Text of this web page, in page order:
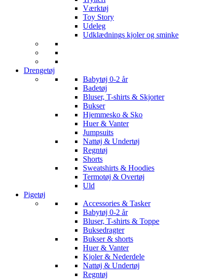
Værktøj
Toy Story
Udeleg
Udklædnings kjoler og sminke
Drengetøj
Babytøj 0-2 år
Badetøj
Bluser, T-shirts & Skjorter
Bukser
Hjemmesko & Sko
Huer & Vanter
Jumpsuits
Nattøj & Undertøj
Regntøj
Shorts
Sweatshirts & Hoodies
Termotøj & Overtøj
Uld
Pigetøj
Accessories & Tasker
Babytøj 0-2 år
Bluser, T-shirts & Toppe
Buksedragter
Bukser & shorts
Huer & Vanter
Kjoler & Nederdele
Nattøj & Undertøj
Regntøj